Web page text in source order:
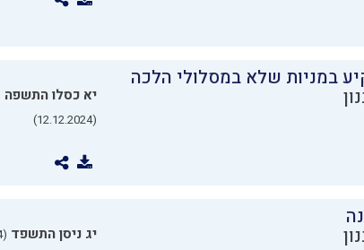
במניות שלא במסלולי הלכה
יא כסלו התשפה
(12.12.2024)
יג ניסן התשפד (21.04.2024)